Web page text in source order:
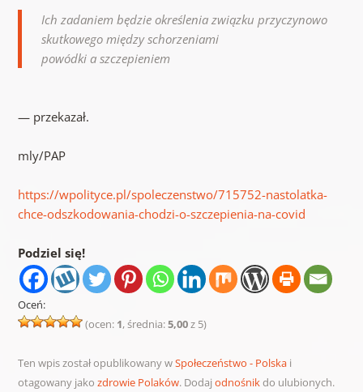
Ich zadaniem będzie określenia związku przyczynowo
skutkowego między schorzeniami
powódki a szczepieniem
— przekazał.
mly/PAP
https://wpolityce.pl/spoleczenstwo/715752-nastolatka-
chce-odszkodowania-chodzi-o-szczepienia-na-covid
Podziel się!
Oceń:
(ocen: 1, średnia:5,00z 5)
Ten wpis został opublikowany wSpołeczeństwo - Polskai
otagowany jako zdrowie Polaków. Dodaj odnośnikdo ulubionych.